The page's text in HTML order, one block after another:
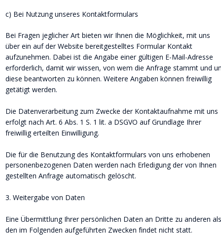
c) Bei Nutzung unseres Kontaktformulars
Bei Fragen jeglicher Art bieten wir Ihnen die Möglichkeit, mit uns
über ein auf der Website bereitgestelltes Formular Kontakt
aufzunehmen. Dabei ist die Angabe einer gültigen E-Mail-Adresse
erforderlich, damit wir wissen, von wem die Anfrage stammt und
diese beantworten zu können. Weitere Angaben können freiwillig
getätigt werden.
Die Datenverarbeitung zum Zwecke der Kontaktaufnahme mit uns
erfolgt nach Art. 6 Abs. 1 S. 1 lit. a DSGVO auf Grundlage Ihrer
freiwillig erteilten Einwilligung.
Die für die Benutzung des Kontaktformulars von uns erhobenen
personenbezogenen Daten werden nach Erledigung der von Ihnen
gestellten Anfrage automatisch gelöscht.
3. Weitergabe von Daten
Eine Übermittlung Ihrer persönlichen Daten an Dritte zu anderen
den im Folgenden aufgeführten Zwecken findet nicht statt.